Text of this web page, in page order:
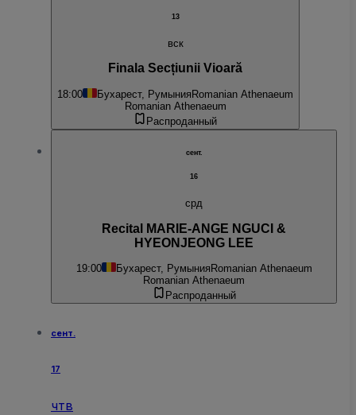
13
вск
Finala Secțiunii Vioară
18:00 Бухарест, Румыния Romanian Athenaeum
Romanian Athenaeum
Распроданный
сент.
16
срд
Recital MARIE-ANGE NGUCI &
HYEONJEONG LEE
19:00 Бухарест, Румыния Romanian Athenaeum
Romanian Athenaeum
Распроданный
сент.
17
чтв